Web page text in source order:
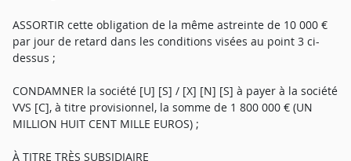
ASSORTIR cette obligation de la même astreinte de 10 000 €
par jour de retard dans les conditions visées au point 3 ci-
dessus ;
CONDAMNER la société [U] [S] / [X] [N] [S] à payer à la société
VVS [C], à titre provisionnel, la somme de 1 800 000 € (UN
MILLION HUIT CENT MILLE EUROS) ;
À TITRE TRÈS SUBSIDIAIRE